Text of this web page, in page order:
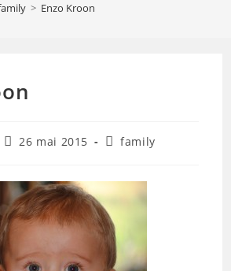
> Enzo Kroon
Publication
26 mai 2015
Postfamily